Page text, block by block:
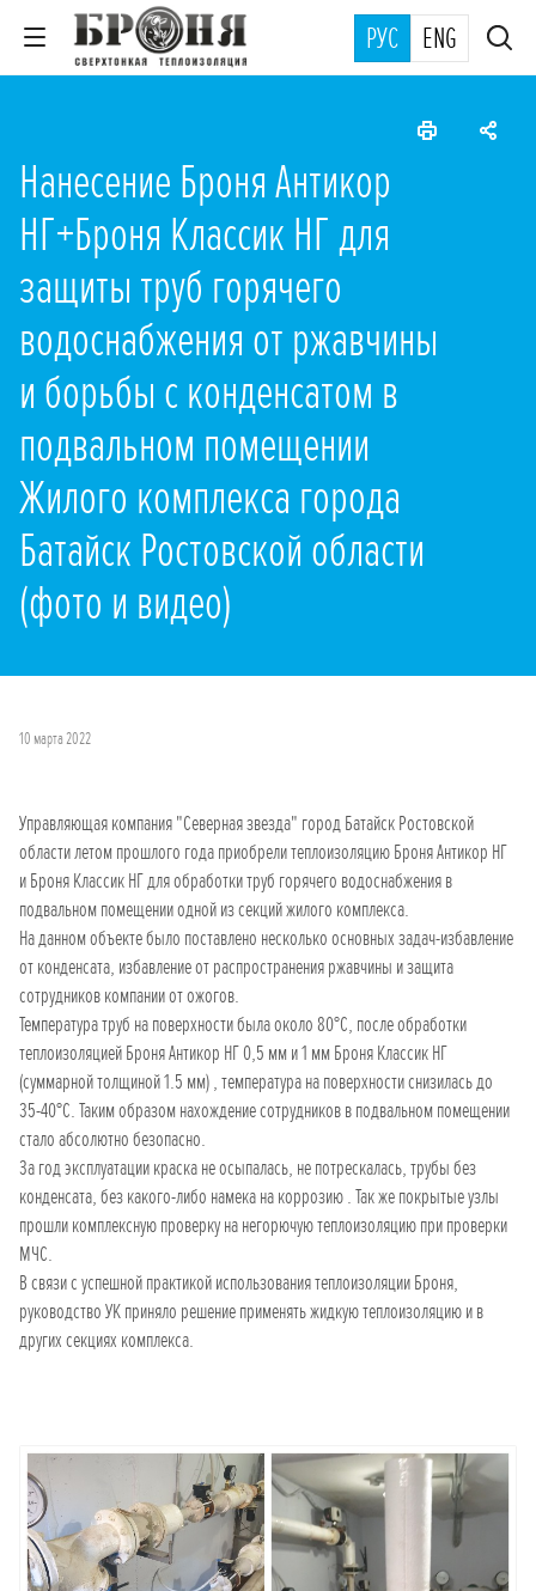
РУС ENG
Нанесение Броня Антикор
НГ+Броня Классик НГ для
защиты труб горячего
водоснабжения от ржавчины
и борьбы с конденсатом в
подвальном помещении
Жилого комплекса города
Батайск Ростовской области
(фото и видео)
10 марта 2022
Управляющая компания "Северная звезда" город Батайск Ростовской
области летом прошлого года приобрели теплоизоляцию Броня Антикор НГ
и Броня Классик НГ для обработки труб горячего водоснабжения в
подвальном помещении одной из секций жилого комплекса.
На данном объекте было поставлено несколько основных задач-избавление
от конденсата, избавление от распространения ржавчины и защита
сотрудников компании от ожогов.
Температура труб на поверхности была около 80°С, после обработки
теплоизоляцией Броня Антикор НГ 0,5 мм и 1 мм Броня Классик НГ
(суммарной толщиной 1.5 мм) , температура на поверхности снизилась до
35-40°С. Таким образом нахождение сотрудников в подвальном помещении
стало абсолютно безопасно.
За год эксплуатации краска не осыпалась, не потрескалась, трубы без
конденсата, без какого-либо намека на коррозию . Так же покрытые узлы
прошли комплексную проверку на негорючую теплоизоляцию при проверки
МЧС.
В связи с успешной практикой использования теплоизоляции Броня,
руководство УК приняло решение применять жидкую теплоизоляцию и в
других секциях комплекса.